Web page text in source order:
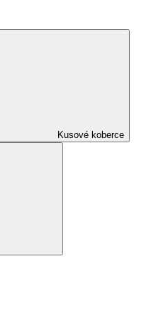
Kusové koberce